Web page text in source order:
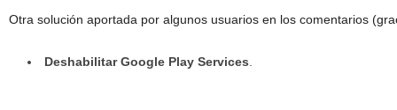
Otra solución aportada por algunos usuarios en los comentarios
Deshabilitar Google Play Services